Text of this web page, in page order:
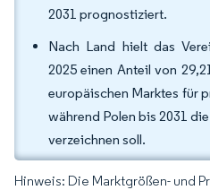
2031 prognostiziert.
Nach Land hielt das
2025 einen Anteil von
europäischen Marktes für
während Polen bis 2031
verzeichnen soll.
Hinweis: Die Marktgrößen- und